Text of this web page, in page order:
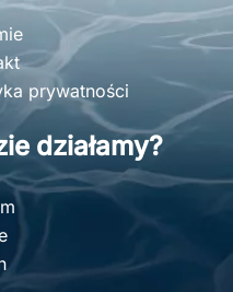
prywatności
działamy?